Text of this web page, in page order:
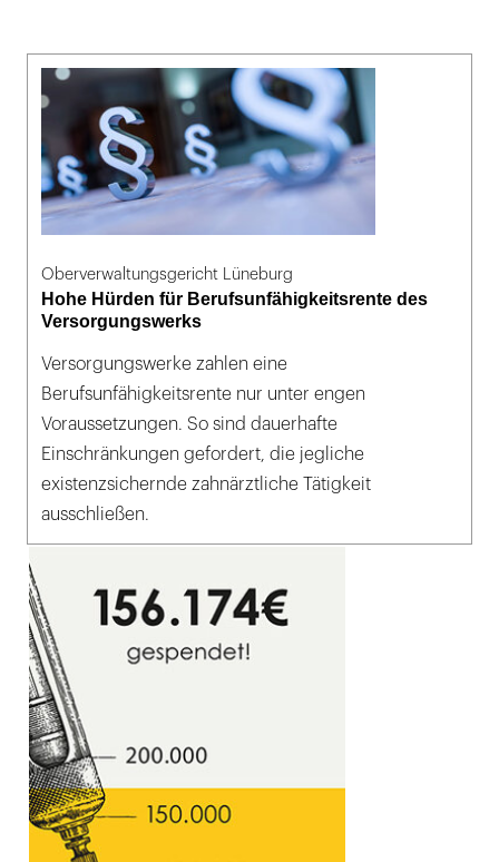
Oberverwaltungsgericht Lüneburg
Hohe Hürden für Berufsunfähigkeitsrente des
Versorgungswerks
Versorgungswerke zahlen eine
Berufsunfähigkeitsrente nur unter engen
Voraussetzungen. So sind dauerhafte
Einschränkungen gefordert, die jegliche
existenzsichernde zahnärztliche Tätigkeit
ausschließen.